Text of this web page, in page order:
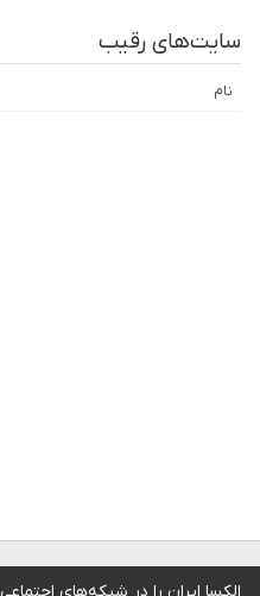
سایت‌های رقیب
نام
الکسا ایران را در شبکه‌های اجتماعی